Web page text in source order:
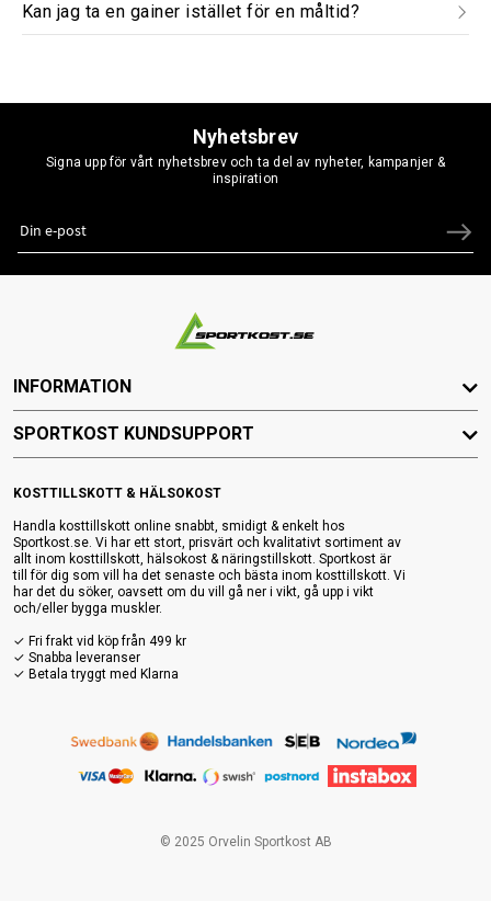
Kan jag ta en gainer istället för en måltid?
Nyhetsbrev
Signa upp för vårt nyhetsbrev och ta del av nyheter, kampanjer &
inspiration
KOSTTILLSKOTT & HÄLSOKOST
Handla kosttillskott online snabbt, smidigt & enkelt hos
Sportkost.se. Vi har ett stort, prisvärt och kvalitativt sortiment av
allt inom kosttillskott, hälsokost & näringstillskott. Sportkost är
till för dig som vill ha det senaste och bästa inom kosttillskott. Vi
har det du söker, oavsett om du vill gå ner i vikt, gå upp i vikt
och/eller bygga muskler.
✓ Fri frakt vid köp från 499 kr
✓ Snabba leveranser
✓ Betala tryggt med Klarna
INFORMATION
SPORTKOST KUNDSUPPORT
© 2025 Orvelin Sportkost AB